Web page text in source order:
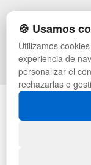
CONDICIONES DE
CAMBIOS Y
QUIENES SOMOS
🍪 Usamos
Utilizamos
experiencia de
personalizar el
rechazarlas o